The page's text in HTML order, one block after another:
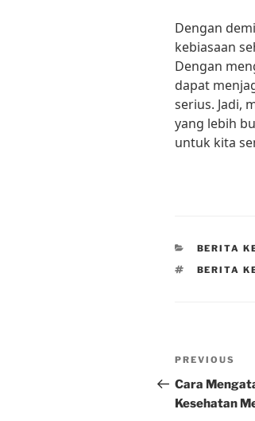
Dengan
kebiasaan
Dengan
dapat
serius. Jadi,
yang lebih
untuk kita
BERITA
TAGS
BERITA
Post
Previous
Post
PREVIOUS
Cara
Kesehatan